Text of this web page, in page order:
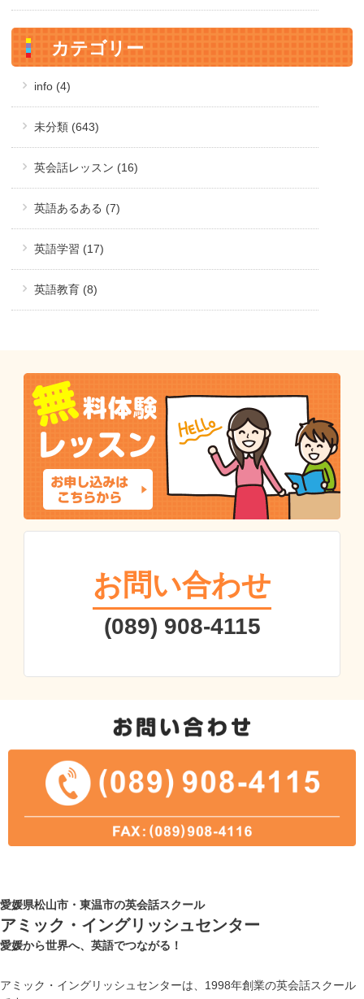
カテゴリー
info (4)
未分類 (643)
英会話レッスン (16)
英語あるある (7)
英語学習 (17)
英語教育 (8)
お問い合わせ
(089) 908-4115
愛媛県松山市・東温市の英会話スクール
アミック・イングリッシュセンター
愛媛から世界へ、英語でつながる！
アミック・イングリッシュセンターは、1998年創業の英会話スクール